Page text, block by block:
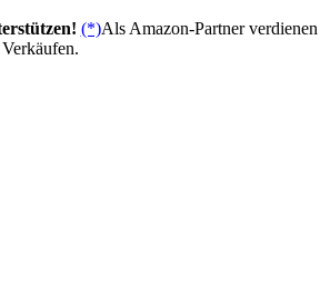
(*)Als Amazon-Partner verdienen